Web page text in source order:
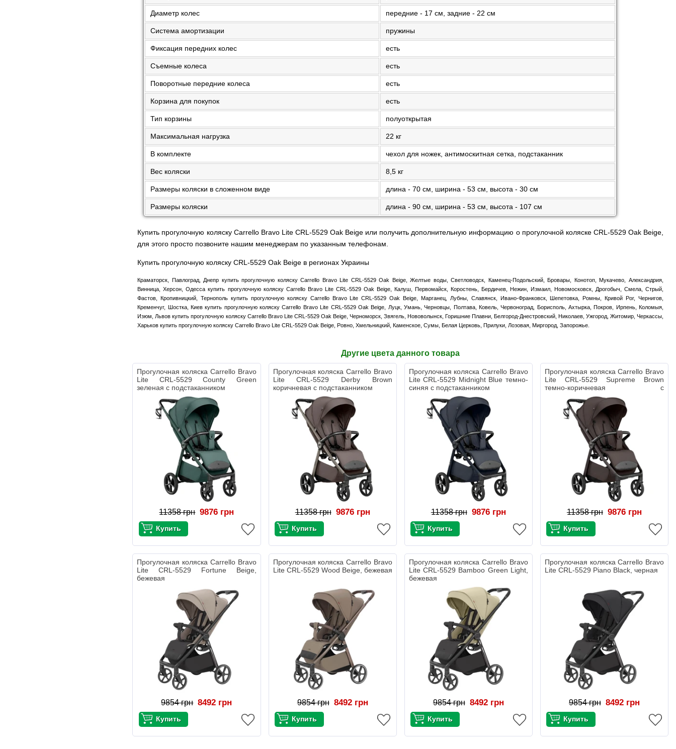
Диаметр колес передние - 17 см, задние - 22 см
Система амортизации пружины
Фиксация передних колес есть
Съемные колеса есть
Поворотные передние колеса есть
Корзина для покупок есть
Тип корзины полуоткрытая
Максимальная нагрузка 22 кг
В комплекте чехол для ножек, антимоскитная сетка, подстаканник
Вес коляски 8,5 кг
Размеры коляски в сложенном виде длина - 70 см, ширина - 53 см, высота - 30 см
Размеры коляски длина - 90 см, ширина - 53 см, высота - 107 см
Купить прогулочную коляску Carrello Bravo Lite CRL-5529 Oak Beige или получить дополнительную информацию о прогулочной коляске CRL-5529 Oak Beige,
для этого просто позвоните нашим менеджерам по указанным телефонам.
Купить прогулочную коляску CRL-5529 Oak Beige в регионах Украины
Краматорск, Павлоград, Днепр купить прогулочную коляску Carrello Bravo Lite CRL-5529 Oak Beige, Желтые воды, Светловодск, Каменец-Подольский, Бровары, Конотоп, Мукачево, Александрия,
Винница, Херсон, Одесса купить прогулочную коляску Carrello Bravo Lite CRL-5529 Oak Beige, Калуш, Первомайск, Коростень, Бердичев, Нежин, Измаил, Новомосковск, Дрогобыч, Смела, Стрый,
Фастов, Кропивницкий, Тернополь купить прогулочную коляску Carrello Bravo Lite CRL-5529 Oak Beige, Марганец, Лубны, Славянск, Ивано-Франковск, Шепетовка, Ромны, Кривой Рог, Чернигов,
Кременчуг, Шостка, Киев купить прогулочную коляску Carrello Bravo Lite CRL-5529 Oak Beige, Луцк, Умань, Черновцы, Полтава, Ковель, Червоноград, Борисполь, Ахтырка, Покров, Ирпень, Коломыя,
Изюм, Львов купить прогулочную коляску Carrello Bravo Lite CRL-5529 Oak Beige, Черноморск, Звягель, Нововолынск, Горишние Плавни, Белгород-Днестровский, Николаев, Ужгород, Житомир, Черкассы,
Харьков купить прогулочную коляску Carrello Bravo Lite CRL-5529 Oak Beige, Ровно, Хмельницкий, Каменское, Сумы, Белая Церковь, Прилуки, Лозовая, Миргород, Запорожье.
Другие цвета данного товара
Прогулочная коляска Carrello Bravo
Lite CRL-5529 County Green
зеленая с подстаканником
11358 грн 9876 грн
Прогулочная коляска Carrello Bravo
Lite CRL-5529 Derby Brown
коричневая с подстаканником
11358 грн 9876 грн
Прогулочная коляска Carrello Bravo
Lite CRL-5529 Midnight Blue темно-
синяя с подстаканником
11358 грн 9876 грн
Прогулочная коляска Carrello Bravo
Lite CRL-5529 Supreme Brown
темно-коричневая с
подстаканником
11358 грн 9876 грн
Прогулочная коляска Carrello Bravo
Lite CRL-5529 Fortune Beige,
бежевая
9854 грн 8492 грн
Прогулочная коляска Carrello Bravo
Lite CRL-5529 Wood Beige, бежевая
9854 грн 8492 грн
Прогулочная коляска Carrello Bravo
Lite CRL-5529 Bamboo Green Light,
бежевая
9854 грн 8492 грн
Прогулочная коляска Carrello Bravo
Lite CRL-5529 Piano Black, черная
9854 грн 8492 грн